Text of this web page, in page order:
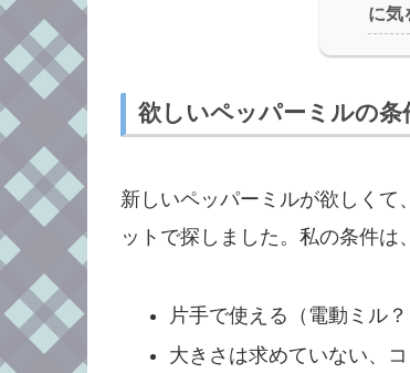
に気
欲しいペッパーミルの
新しいペッパーミルが欲しくて
ットで探しました。私の条件は、
片手で使える（電動ミル？
大きさは求めていない、